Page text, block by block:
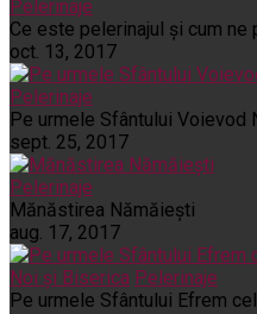
Pelerinaje
Ce este pelerinajul şi cum ne
oct. 13, 2017
Pelerinaje
Pe urmele Sfântului Voievod
sept. 25, 2017
Pelerinaje
Mănăstirea Nămăiești
aug. 17, 2017
Noi și Biserica Pelerinaje
Pe urmele Sfântului Efrem